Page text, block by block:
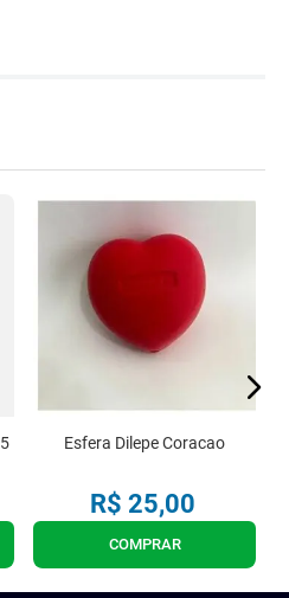
Esfera Dilepe Coracao
R$ 25,00
COMPRAR